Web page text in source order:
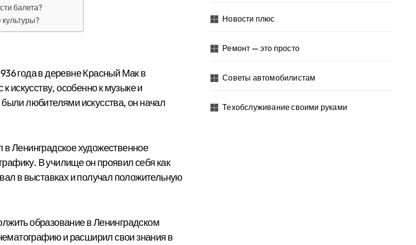
балета?
года в деревне Красный Мак в
искусству, особенно к музыке и
любителями искусства, он начал
Ленинградское художественное
В училище он проявил себя как
в выставках и получал положительную
образование в Ленинградском
и расширил свои знания в
Новости плюс
Ремонт — это просто
Советы автомобилистам
Техобслуживание своими руками